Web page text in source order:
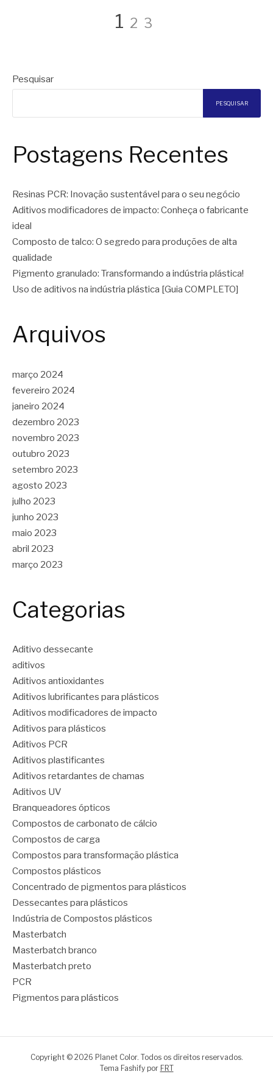
Paginação
posts
Página
1 Página
2 Página
3
Pesquisar
PESQUISAR
Postagens Recentes
Resinas PCR: Inovação sustentável para o seu negócio
Aditivos modificadores de impacto: Conheça o fabricante
ideal
Composto de talco: O segredo para produções de alta
qualidade
Pigmento granulado: Transformando a indústria plástica!
Uso de aditivos na indústria plástica [Guia COMPLETO]
Arquivos
março 2024
fevereiro 2024
janeiro 2024
dezembro 2023
novembro 2023
outubro 2023
setembro 2023
agosto 2023
julho 2023
junho 2023
maio 2023
abril 2023
março 2023
Categorias
Aditivo dessecante
aditivos
Aditivos antioxidantes
Aditivos lubrificantes para plásticos
Aditivos modificadores de impacto
Aditivos para plásticos
Aditivos PCR
Aditivos plastificantes
Aditivos retardantes de chamas
Aditivos UV
Branqueadores ópticos
Compostos de carbonato de cálcio
Compostos de carga
Compostos para transformação plástica
Compostos plásticos
Concentrado de pigmentos para plásticos
Dessecantes para plásticos
Indústria de Compostos plásticos
Masterbatch
Masterbatch branco
Masterbatch preto
PCR
Pigmentos para plásticos
Copyright © 2026 Planet Color. Todos os direitos reservados.
Tema Fashify por FRT